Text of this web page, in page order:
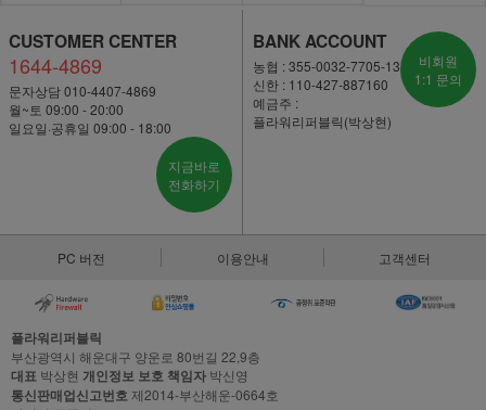
CUSTOMER CENTER
1644-4869
문자상담 010-4407-4869
월~토 09:00 - 20:00
일요일·공휴일 09:00 - 18:00
지금바로
전화하기
BANK ACCOUNT
농협 : 355-0032-7705-13
신한 : 110-427-887160
예금주 :
플라워리퍼블릭(박상현)
비회원
1:1 문의
PC 버전 이용안내 고객센터
플라워리퍼블릭
부산광역시 해운대구 양운로 80번길 22,9층
대표 박상현 개인정보 보호 책임자 박신영
통신판매업신고번호제2014-부산해운-0664호